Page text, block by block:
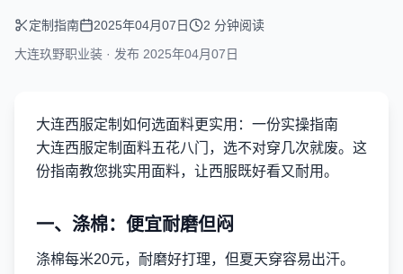
定制指南 2025年04月07日
2 分钟阅读
大连玖野职业装 · 发布 2025年04月07日
大连西服定制如何选面料更实用：一份实操指南
大连西服定制面料五花八门，选不对穿几次就废。这
份指南教您挑实用面料，让西服既好看又耐用。
一、涤棉：便宜耐磨但闷
涤棉每米20元，耐磨好打理，但夏天穿容易出汗。